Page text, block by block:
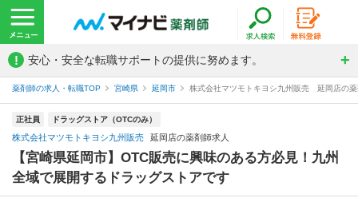
! 安心・安全な転職サポートの提供に努めます。
薬剤師の求人・転職TOP 宮崎県 延岡市 株式会社マツモトキヨシ九州販売 延岡店の
正社員 ドラッグストア（OTCのみ）
株式会社マツモトキヨシ九州販売 延岡店の薬剤師求人
【宮崎県延岡市】OTC販売に興味のある方必見！九州
全域で展開するドラッグストアです